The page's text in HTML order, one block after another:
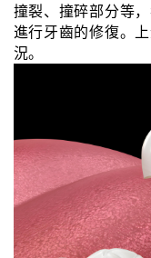
撞裂、撞碎部分等
進行牙齒的修復。
況。